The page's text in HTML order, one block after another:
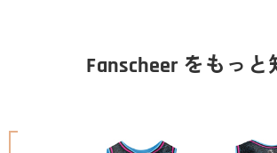
Fanscheer をもっと